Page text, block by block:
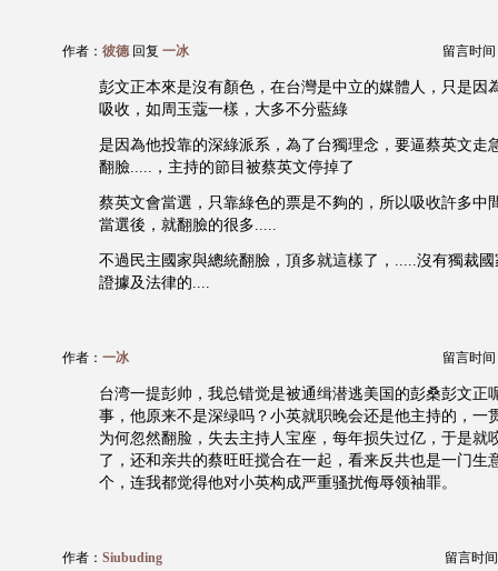
作者： 彼德回复 一冰 留言时间
彭文正本來是沒有顏色，在台灣是中立的媒體人，只是因
吸收，如周玉蔻一樣，大多不分藍綠
是因為他投靠的深綠派系，為了台獨理念，要逼蔡英文走
翻臉.....，主持的節目被蔡英文停掉了
蔡英文會當選，只靠綠色的票是不夠的，所以吸收許多中
當選後，就翻臉的很多.....
不過民主國家與總統翻臉，頂多就這樣了，.....沒有獨裁
證據及法律的....
作者： 一冰 留言时间
台湾一提彭帅，我总错觉是被通缉潜逃美国的彭桑彭文正
事，他原来不是深绿吗？小英就职晚会还是他主持的，一
为何忽然翻脸，失去主持人宝座，每年损失过亿，于是就
了，还和亲共的蔡旺旺搅合在一起，看来反共也是一门生
个，连我都觉得他对小英构成严重骚扰侮辱领袖罪。
作者： Siubuding 留言时